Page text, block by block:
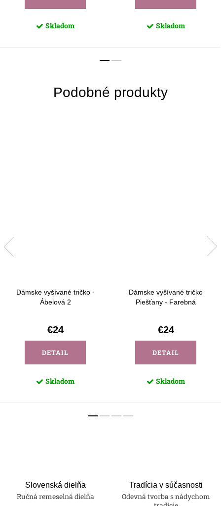
Skladom Skladom
Dámske vyšívané tričko -
Ábelová 2
€24
DETAIL
Skladom
Dámske vyšívané tričko
Piešťany - Farebná
€24
DETAIL
Skladom
Slovenská dielňa
Ručná remeselná dielňa
Tradícia v súčasnosti
Odevná tvorba s nádychom